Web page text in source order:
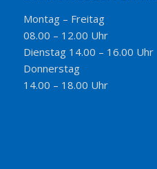
Montag – Freitag
08.00 – 12.00 Uhr
Dienstag 14.00 – 16.00 Uhr
Donnerstag
14.00 – 18.00 Uhr